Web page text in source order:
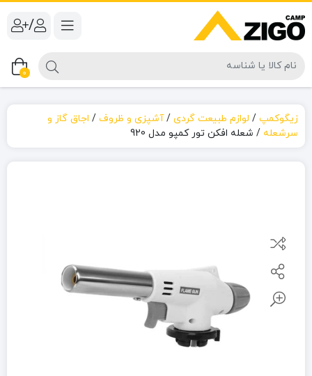
/
0
زیگوکمپ / لوازم طبیعت گردی /آشپزی و ظروف / اجاق گاز و
سرشعله / شعله افکن تور کمپو مدل 920